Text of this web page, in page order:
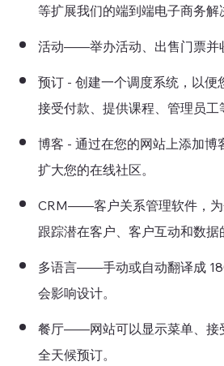
等扩展我们的端到端电子商务解
活动——举办活动、出售门票并
预订 - 创建一个调度系统，以便
接受付款、提供课程、管理员工
博客 - 通过在您的网站上添加博
扩大您的在线社区。
CRM——客户关系管理软件，为
跟踪潜在客户、客户互动和数据
多语言——手动或自动翻译成
会影响设计。
餐厅——网站可以显示菜单、接
全天候预订。